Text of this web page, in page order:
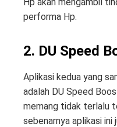
performa Hp.
2. DU Speed
Aplikasi kedua yang
adalah DU Speed
memang tidak terlalu
sebenarnya aplikasi